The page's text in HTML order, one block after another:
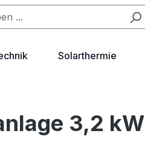
Solarthermie
3,2 kW